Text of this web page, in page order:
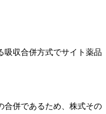
吸収合併方式でサイト薬品
合併であるため、株式その